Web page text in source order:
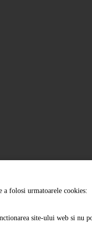
a folosi urmatoarele cookies:
site-ului web si nu